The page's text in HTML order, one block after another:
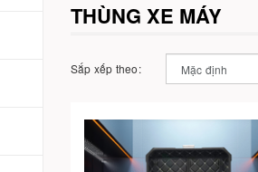
THÙNG XE MÁY
Sắp xếp theo: